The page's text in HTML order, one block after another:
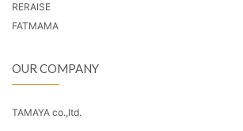
RERAISE
FATMAMA
OUR COMPANY
TAMAYA co.,ltd.